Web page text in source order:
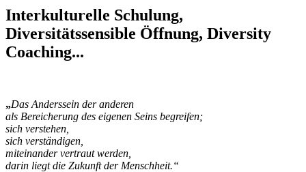
Interkulturelle Schulung,
Diversitätssensible Öffnung, Diversity
Coaching...
„Das Anderssein der anderen
als Bereicherung des eigenen Seins begreifen;
sich verstehen,
sich verständigen,
miteinander vertraut werden,
darin liegt die Zukunft der Menschheit.“